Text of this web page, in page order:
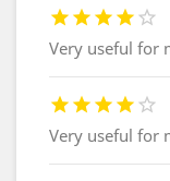
Very useful for
Very useful for